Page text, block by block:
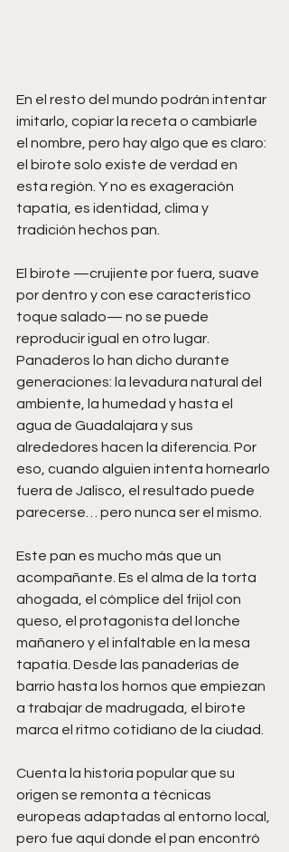
En el resto del mundo podrán intentar
imitarlo, copiar la receta o cambiarle
el nombre, pero hay algo que es claro:
el birote solo existe de verdad en
esta región. Y no es exageración
tapatía, es identidad, clima y
tradición hechos pan.
El birote —crujiente por fuera, suave
por dentro y con ese característico
toque salado— no se puede
reproducir igual en otro lugar.
Panaderos lo han dicho durante
generaciones: la levadura natural del
ambiente, la humedad y hasta el
agua de Guadalajara y sus
alrededores hacen la diferencia. Por
eso, cuando alguien intenta hornearlo
fuera de Jalisco, el resultado puede
parecerse… pero nunca ser el mismo.
Este pan es mucho más que un
acompañante. Es el alma de la torta
ahogada, el cómplice del frijol con
queso, el protagonista del lonche
mañanero y el infaltable en la mesa
tapatía. Desde las panaderías de
barrio hasta los hornos que empiezan
a trabajar de madrugada, el birote
marca el ritmo cotidiano de la ciudad.
Cuenta la historia popular que su
origen se remonta a técnicas
europeas adaptadas al entorno local,
pero fue aquí donde el pan encontró